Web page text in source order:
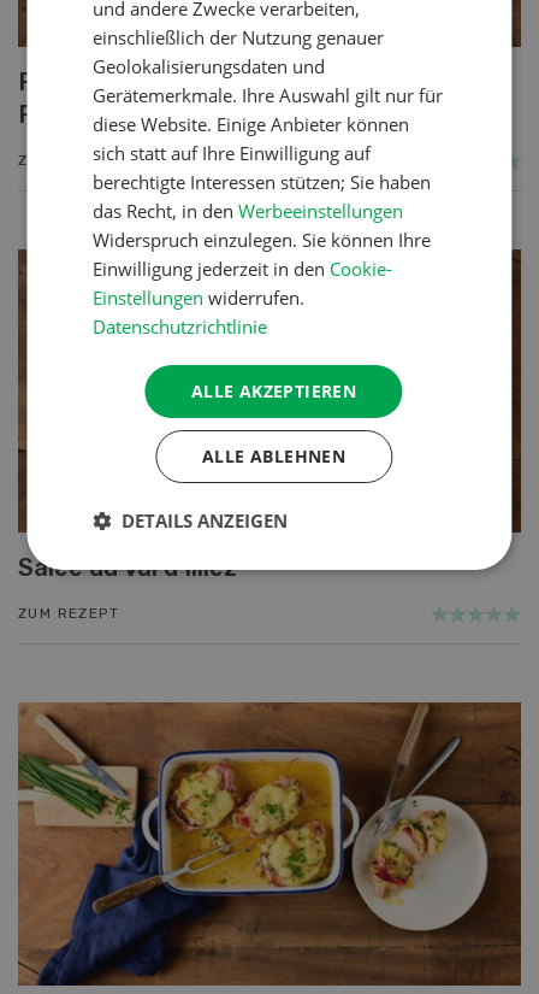
Poulet mit Spinat-Dörrtomaten-
Rahmsauce
ZUM REZEPT
Salée du Val d’Illiez
ZUM REZEPT
und andere Zwecke verarbeiten,
einschließlich der Nutzung genauer
Geolokalisierungsdaten und
Gerätemerkmale. Ihre Auswahl gilt nur für
diese Website. Einige Anbieter können
sich statt auf Ihre Einwilligung auf
berechtigte Interessen stützen; Sie haben
das Recht, in denWerbeeinstellungen
Widerspruch einzulegen. Sie können Ihre
Einwilligung jederzeit in den Cookie-
Einstellungen widerrufen.
Datenschutzrichtlinie
ALLE AKZEPTIEREN
ALLE ABLEHNEN
DETAILS ANZEIGEN